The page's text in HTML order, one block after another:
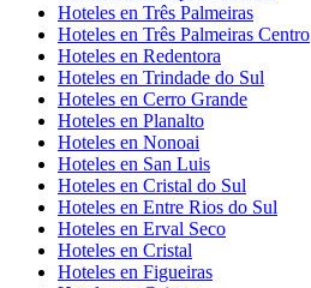
Hoteles en Três Palmeiras
Hoteles en Três Palmeiras Centro
Hoteles en Redentora
Hoteles en Trindade do Sul
Hoteles en Cerro Grande
Hoteles en Planalto
Hoteles en Nonoai
Hoteles en San Luis
Hoteles en Cristal do Sul
Hoteles en Entre Rios do Sul
Hoteles en Erval Seco
Hoteles en Cristal
Hoteles en Figueiras